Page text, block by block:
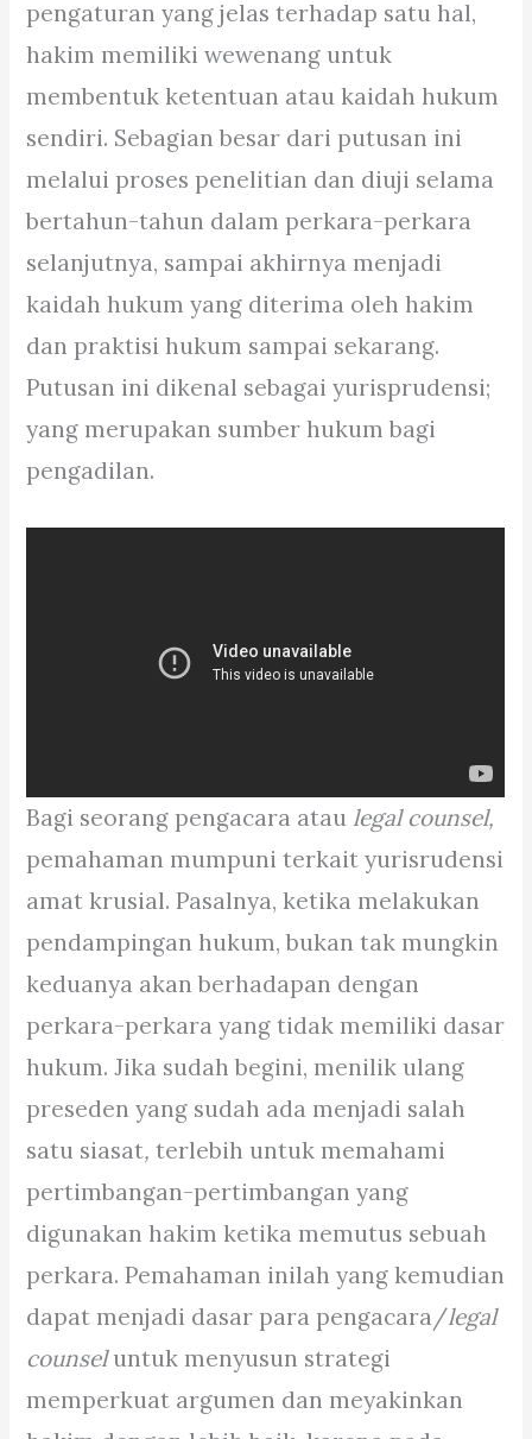
pengaturan yang jelas terhadap satu hal,
hakim memiliki wewenang untuk
membentuk ketentuan atau kaidah hukum
sendiri. Sebagian besar dari putusan ini
melalui proses penelitian dan diuji selama
bertahun-tahun dalam perkara-perkara
selanjutnya, sampai akhirnya menjadi
kaidah hukum yang diterima oleh hakim
dan praktisi hukum sampai sekarang.
Putusan ini dikenal sebagai yurisprudensi;
yang merupakan sumber hukum bagi
pengadilan.
Bagi seorang pengacara atau legal counsel,
pemahaman mumpuni terkait yurisrudensi
amat krusial. Pasalnya, ketika melakukan
pendampingan hukum, bukan tak mungkin
keduanya akan berhadapan dengan
perkara-perkara yang tidak memiliki dasar
hukum. Jika sudah begini, menilik ulang
preseden yang sudah ada menjadi salah
satu siasat,terlebih untuk memahami
pertimbangan-pertimbangan yang
digunakan hakim ketika memutus sebuah
perkara. Pemahaman inilah yang kemudian
dapat menjadi dasar para pengacara/legal
counseluntuk menyusun strategi
memperkuat argumen dan meyakinkan